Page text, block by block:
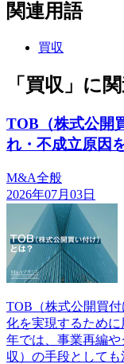
関連用語
買収
「買収」に
TOB（株式公開
れ・不成立原因
M&A全般
2026年07月03日
TOB（株式公開買
化を実現するため
年では、事業再編
収）の手段として